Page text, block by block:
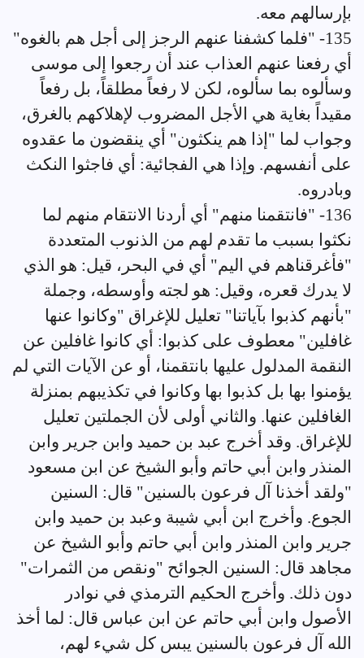
بإرسالهم معه.
135- "فلما كشفنا عنهم الرجز إلى أجل هم بالغوه"
أي رفعنا عنهم العذاب عند أن رجعوا إلى موسى
وسألوه بما سألوه، لكن لا رفعاً مطلقاً، بل رفعاً
مقيداً بغاية هي الأجل المضروب لإهلاكهم بالغرق،
وجواب لما "إذا هم ينكثون" أي ينقضون ما عقدوه
على أنفسهم. وإذا هي الفجائية: أي فاجثوا النكث
وبادروه.
136- "فانتقمنا منهم" أي أردنا الانتقام منهم لما
نكثوا بسبب ما تقدم لهم من الذنوب المتعددة
"فأغرقناهم في اليم" أي في البحر، قيل: هو الذي
لا يدرك قعره، وقيل: هو لجته وأوسطه، وجملة
"بأنهم كذبوا بآياتنا" تعليل للإغراق "وكانوا عنها
غافلين" معطوف على كذبوا: أي كانوا غافلين عن
النقمة المدلول عليها بانتقمنا، أو عن الآيات التي لم
يؤمنوا بها بل كذبوا بها وكانوا في تكذيبهم بمنزلة
الغافلين عنها. والثاني أولى لأن الجملتين تعليل
للإغراق. وقد أخرج عبد بن حميد وابن جرير وابن
المنذر وابن أبي حاتم وأبو الشيخ عن ابن مسعود
"ولقد أخذنا آل فرعون بالسنين" قال: السنين
الجوع. وأخرج ابن أبي شيبة وعبد بن حميد وابن
جرير وابن المنذر وابن أبي حاتم وأبو الشيخ عن
مجاهد قال: السنين الجوائح "ونقص من الثمرات"
دون ذلك. وأخرج الحكيم الترمذي في نوادر
الأصول وابن أبي حاتم عن ابن عباس قال: لما أخذ
الله آل فرعون بالسنين يبس كل شيء لهم،